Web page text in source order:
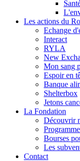
Les actions du
Echange
Interact
RYLA
New
Mon sang
Espoir en
Banque
Shelterbox
Jetons
La Fondation
Découvrir
Bourses
Les
Contact